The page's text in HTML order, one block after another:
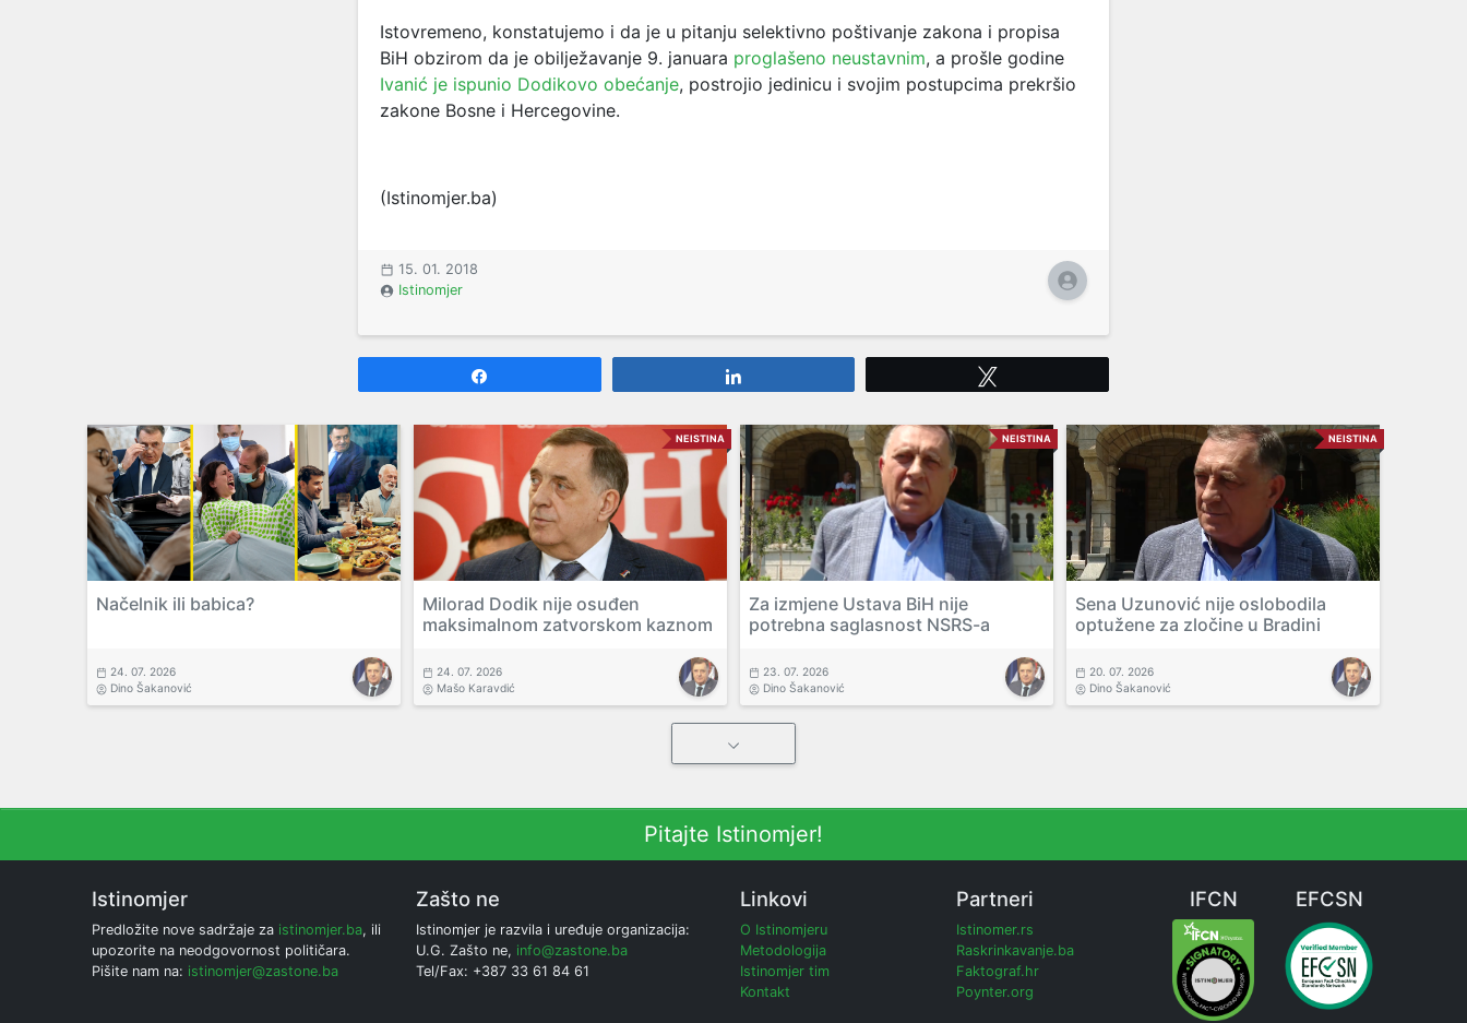
Istovremeno, konstatujemo i da je u pitanju selektivno poštivanje zakona i propisa
BiH obzirom da je obilježavanje 9. januara proglašeno neustavnim, a prošle godine
Ivanić je ispunio Dodikovo obećanje, postrojio jedinicu i svojim postupcima prekršio
zakone Bosne i Hercegovine.
(Istinomjer.ba)
15. 01. 2018
Istinomjer
Načelnik ili babica?
24. 07. 2026
Dino Šakanović
NEISTINA
Milorad Dodik nije osuđen
maksimalnom zatvorskom kaznom
24. 07. 2026
Mašo Karavdić
NEISTINA
Za izmjene Ustava BiH nije
potrebna saglasnost NSRS-a
23. 07. 2026
Dino Šakanović
NEISTINA
Sena Uzunović nije oslobodila
optužene za zločine u Bradini
20. 07. 2026
Dino Šakanović
Pitajte Istinomjer!
Istinomjer
Predložite nove sadržaje za istinomjer.ba, ili
upozorite na neodgovornost političara.
Pišite nam na: istinomjer@zastone.ba
Zašto ne
Istinomjer je razvila i uređuje organizacija:
U.G. Zašto ne, info@zastone.ba
Tel/Fax: +387 33 61 84 61
Linkovi
O Istinomjeru
Metodologija
Istinomjer tim
Kontakt
Partneri
Istinomer.rs
Raskrinkavanje.ba
Faktograf.hr
Poynter.org
IFCN EFCSN